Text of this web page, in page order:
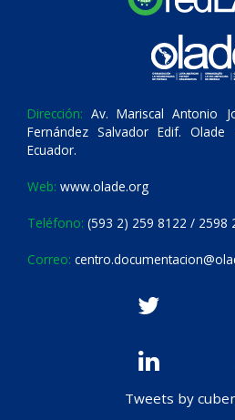
Dirección: Av. Mariscal Antonio
Fernández Salvador Edif.
Ecuador.
Web: www.olade.org
Teléfono: (593 2) 259 8122 / 2598
Correo:
Tweets by